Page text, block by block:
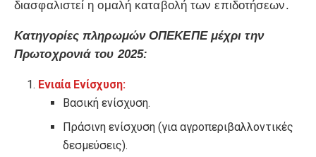
διασφαλιστεί η ομαλή καταβολή των επιδοτήσεων.
Κατηγορίες πληρωμών ΟΠΕΚΕΠΕ μέχρι την
Πρωτοχρονιά του 2025:
Ενιαία Ενίσχυση:
Βασική ενίσχυση.
Πράσινη ενίσχυση (για αγροπεριβαλλοντικές
δεσμεύσεις).